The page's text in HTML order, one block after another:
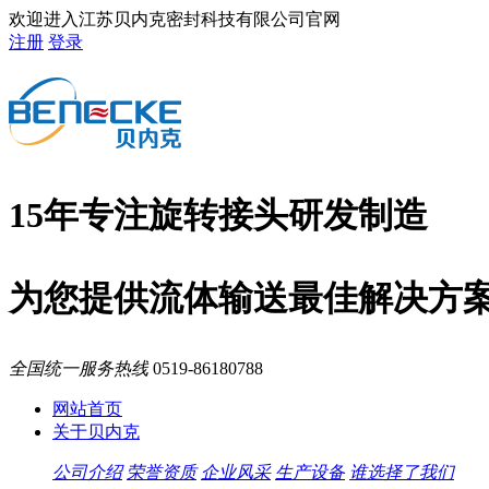
欢迎进入江苏贝内克密封科技有限公司官网
注册 登录
15年专注旋转接头研发制造
为您提供流体输送最佳解决方
全国统一服务热线0519-86180788
网站首页
关于贝内克
公司介绍 荣誉资质 企业风采 生产设备 谁选择了我们